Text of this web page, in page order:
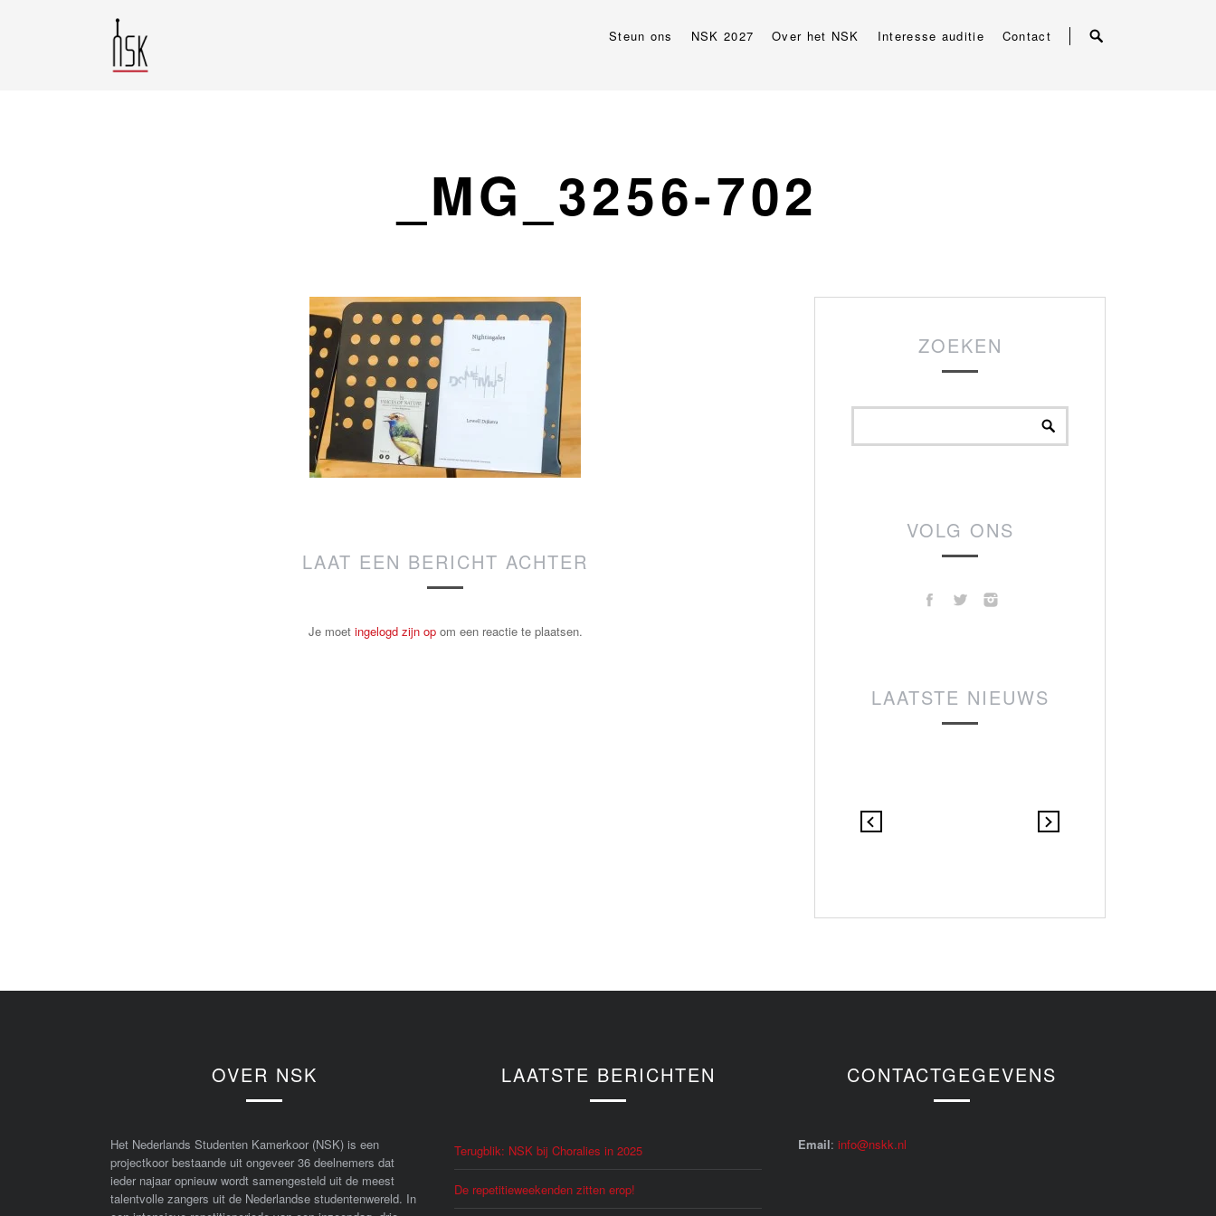
Steun ons NSK 2027 Over het NSK Interesse auditie Contact
_MG_3256-702
LAAT EEN BERICHT ACHTER
Je moet ingelogd zijn opom een reactie te plaatsen.
ZOEKEN
VOLG ONS
LAATSTE NIEUWS
OVER NSK
Het Nederlands Studenten Kamerkoor (NSK) is een
projectkoor bestaande uit ongeveer 36 deelnemers dat
ieder najaar opnieuw wordt samengesteld uit de meest
talentvolle zangers uit de Nederlandse studentenwereld. In
LAATSTE BERICHTEN
Terugblik: NSK bij Choralies in 2025
De repetitieweekenden zitten erop!
CONTACTGEGEVENS
Email: info@nskk.nl